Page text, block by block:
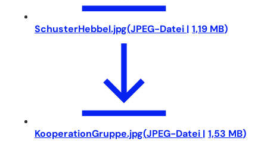
SchusterHebbel.jpg JPEG-Datei 1,19 MB
KooperationGruppe.jpg JPEG-Datei 1,53 MB